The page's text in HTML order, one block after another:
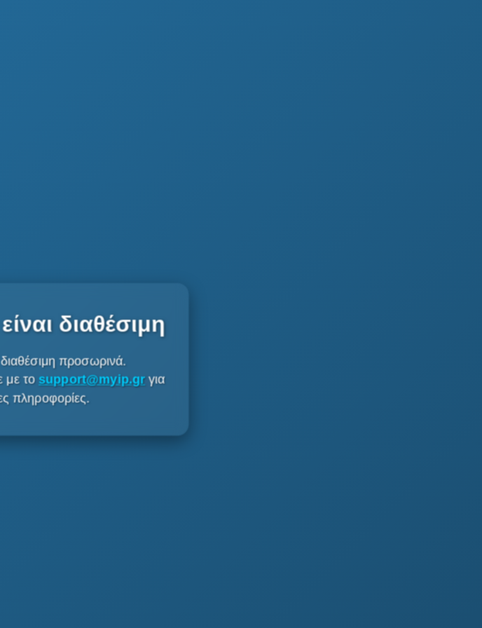
διαθέσιμη
διαθέσιμη προσωρινά.
με το support@myip.grγια
πληροφορίες.